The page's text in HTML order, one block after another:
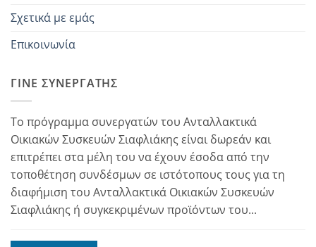
Σχετικά με εμάς
Επικοινωνία
ΓΊΝΕ ΣΥΝΕΡΓΆΤΗΣ
Το πρόγραμμα συνεργατών του Ανταλλακτικά
Οικιακών Συσκευών Σιαφλιάκης είναι δωρεάν και
επιτρέπει στα μέλη του να έχουν έσοδα από την
τοποθέτηση συνδέσμων σε ιστότοπους τους για τη
διαφήμιση του Ανταλλακτικά Οικιακών Συσκευών
Σιαφλιάκης ή συγκεκριμένων προϊόντων του...